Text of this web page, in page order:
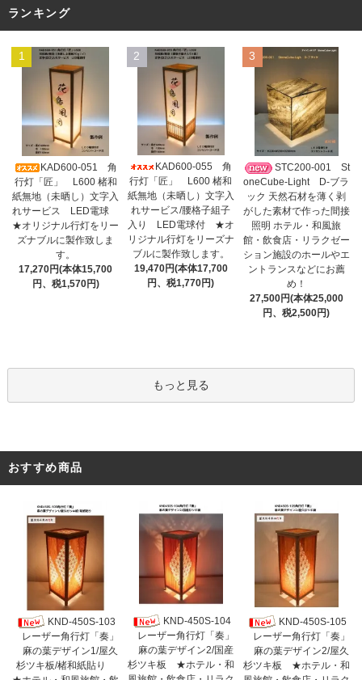
ランキング
1
KAD600-051 角
行灯「匠」 L600 楮和
紙無地（未晒し）文字入
れサービス LED電球
★オリジナル行灯をリー
ズナブルに製作致しま
す。
17,270円(本体15,700
円、税1,570円)
2
KAD600-055 角
行灯「匠」 L600 楮和
紙無地（未晒し）文字入
れサービス/腰格子組子
入り LED電球付 ★オ
リジナル行灯をリーズナ
ブルに製作致します。
19,470円(本体17,700
円、税1,770円)
3
STC200-001 St
oneCube-Light D-ブラ
ック 天然石材を薄く剥
がした素材で作った間接
照明 ホテル・和風旅
館・飲食店・リラクゼー
ション施設のホールやエ
ントランスなどにお薦
め！
27,500円(本体25,000
円、税2,500円)
もっと見る
おすすめ商品
KND-450S-103
レーザー角行灯「奏」
麻の葉デザイン1/屋久
杉ツキ板/楮和紙貼り
KND-450S-104
レーザー角行灯「奏」
麻の葉デザイン2/国産
杉ツキ板 ★ホテル・和
KND-450S-105
レーザー角行灯「奏」
麻の葉デザイン2/屋久
杉ツキ板 ★ホテル・和